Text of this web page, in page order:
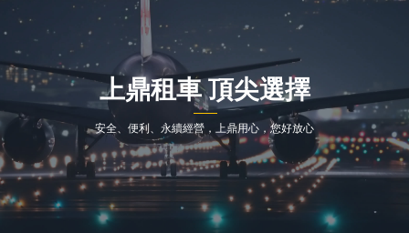
上鼎租車 頂尖選擇
安全、便利、永續經營，上鼎用心，您好放心